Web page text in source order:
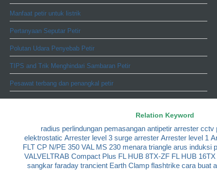
Manfaat petir untuk listrik
Pertanyaan Seputar Petir
Polutan Udara Penyebab Petir
TIPS and Trik Menghindari Sambaran Petir
Pesawat terbang dan penangkal petir
Relation Keyword
radius perlindungan pemasangan antipetir arrester cctv
elektrostatic Arrester level 3 surge arrester Arrester level 1
FLT CP N/PE 350 VAL MS 230 menara triangle arus induksi
VALVELTRAB Compact Plus FL HUB 8TX-ZF FL HUB 16TX
sangkar faraday trancient Earth Clamp flashtrike cara buat